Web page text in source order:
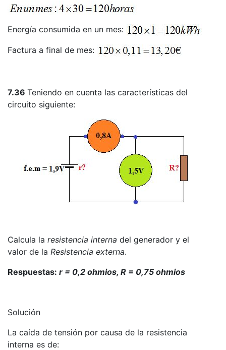
Energía consumida en un mes:
Factura a final de mes:
7.36 Teniendo en cuenta las características del
circuito siguiente:
Calcula la resistencia interna del generador y el
valor de la Resistencia externa.
Respuestas: r = 0,2 ohmios, R = 0,75 ohmios
Solución
La caída de tensión por causa de la resistencia
interna es de: